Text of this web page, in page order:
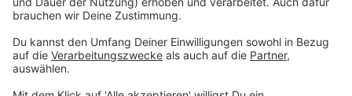
So könnte der Landtag bald aussehen
Anzeige